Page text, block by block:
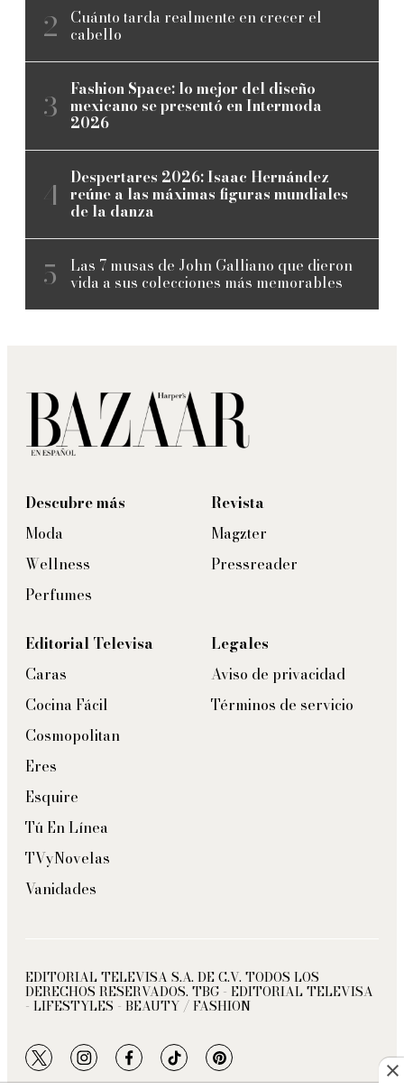
Cuánto tarda realmente en crecer el
cabello
Fashion Space: lo mejor del diseño
mexicano se presentó en Intermoda
2026
Despertares 2026: Isaac Hernández
reúne a las máximas figuras mundiales
de la danza
Las 7 musas de John Galliano que dieron
vida a sus colecciones más memorables
Descubre más
Moda
Wellness
Perfumes
Revista
Magzter
Pressreader
Editorial Televisa
Caras
Cocina Fácil
Cosmopolitan
Eres
Esquire
Tú En Línea
TVyNovelas
Vanidades
Legales
Aviso de privacidad
Términos de servicio
EDITORIAL TELEVISA S.A. DE C.V. TODOS LOS
DERECHOS RESERVADOS. TBG - EDITORIAL TELEVISA
- LIFESTYLES - BEAUTY / FASHION
twitterinstagramfacebooktiktokpinterest